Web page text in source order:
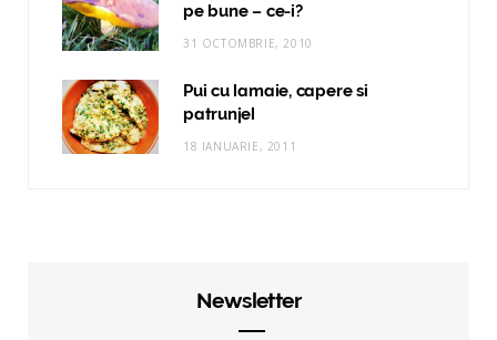
pe bune – ce-i?
31 OCTOMBRIE, 2010
Pui cu lamaie, capere si
patrunjel
18 IANUARIE, 2011
Newsletter